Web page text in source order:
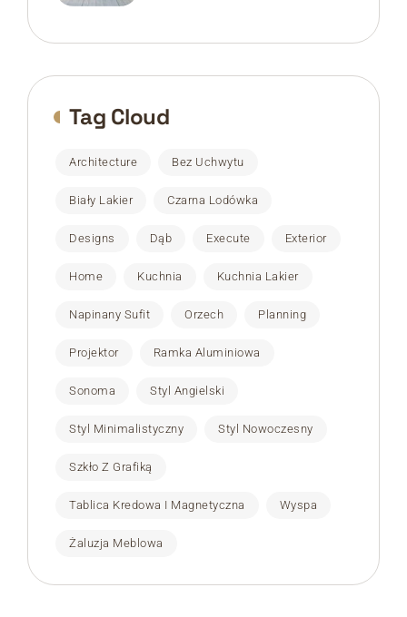
Tag Cloud
Architecture Bez Uchwytu
Biały Lakier Czarna Lodówka
Designs Dąb Execute Exterior
Home Kuchnia Kuchnia Lakier
Napinany Sufit Orzech Planning
Projektor Ramka Aluminiowa
Sonoma Styl Angielski
Styl Minimalistyczny Styl Nowoczesny
Szkło Z Grafiką
Tablica Kredowa I Magnetyczna Wyspa
Żaluzja Meblowa